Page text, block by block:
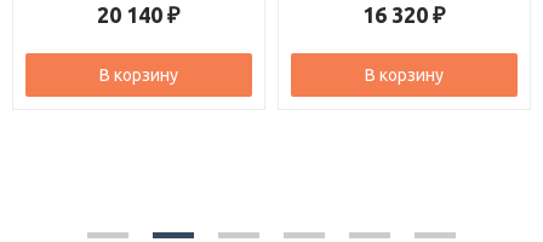
16 320
В корзину
18 280
В корзину